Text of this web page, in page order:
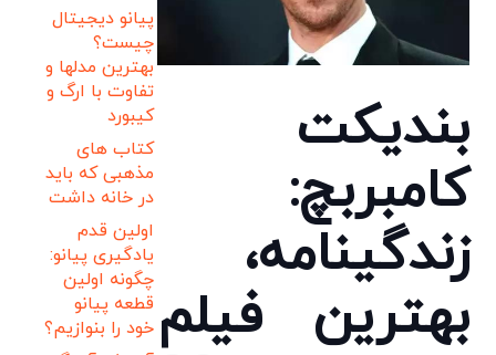
بندیکت
کامبربچ:
زندگینامه،
بهترین فیلم
پیانو دیجیتال
چیست؟
بهترین مدلها و
تفاوت با ارگ و
کیبورد
کتاب های
مذهبی که باید
در خانه داشت
اولین قدم
یادگیری پیانو:
چگونه اولین
قطعه پیانو
خود را بنوازیم؟